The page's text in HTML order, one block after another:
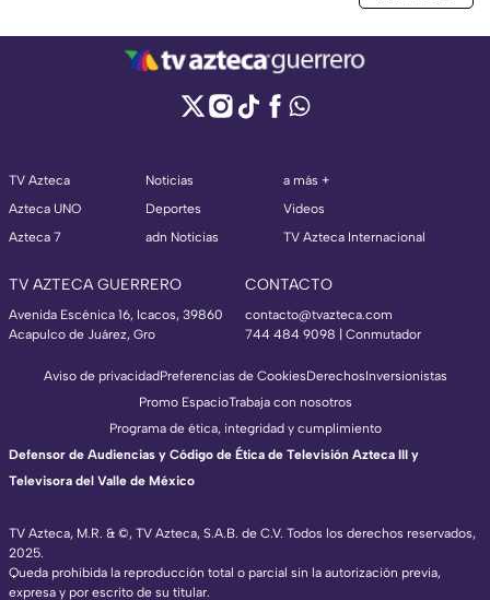
TV Azteca
Azteca UNO
Azteca 7
Noticias
Deportes
adn Noticias
a más +
Videos
TV Azteca Internacional
TV AZTECA GUERRERO
Avenida Escénica 16, Icacos, 39860
Acapulco de Juárez, Gro
CONTACTO
contacto@tvazteca.com
744 484 9098 | Conmutador
TV Azteca, M.R. & ©, TV Azteca, S.A.B. de C.V. Todos los derechos reservados,
2025.
Queda prohibida la reproducción total o parcial sin la autorización previa,
expresa y por escrito de su titular.
Aviso de privacidadPreferencias de CookiesDerechosInversionistas
Promo EspacioTrabaja con nosotros
Programa de ética, integridad y cumplimiento
Defensor de Audiencias y Código de Ética de Televisión Azteca III y
Televisora del Valle de México